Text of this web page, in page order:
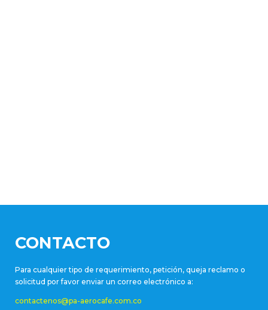
CONTACTO
Para cualquier tipo de requerimiento, petición, queja reclamo o
solicitud por favor enviar un correo electrónico a:
contactenos@pa-aerocafe.com.co